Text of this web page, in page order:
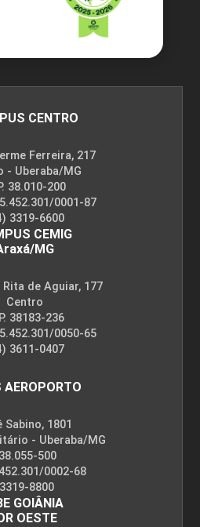
CENTRO
Ferreira, 217
- Uberaba/MG
38.010-200
0001-87
3319-6600
CEMIG
MG
Rita de Aguiar, 177
Centro
38183-236
0050-65
3611-0407
Sabino, 1801
- Uberaba/MG
500
0002-68
8800
GOIÂNIA
OESTE